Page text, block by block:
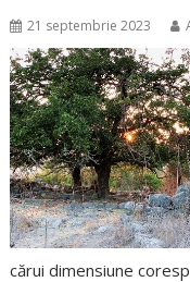
21 septembrie 2023
cărui dimensiune